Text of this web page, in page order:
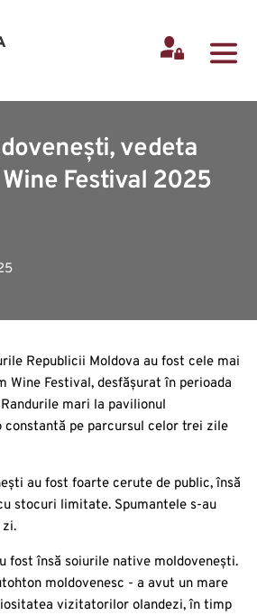
vedeta
Festival 2025
Republicii Moldova au fost cele mai
Wine Festival, desfășurat în perioada
mari la pavilionul
constantă pe parcursul celor trei zile
au fost foarte cerute de public, însă
stocuri limitate. Spumantele s-au
fost însă soiurile native moldovenești.
moldovenesc - a avut un mare
vizitatorilor olandezi, în timp